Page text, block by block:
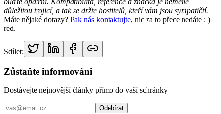
důležitou trojicí, a tak se držte hostitelů, kteří vám jsou sympatičtí.
Máte nějaké dotazy? Pak nás kontaktujte, nic za to přece nedáte : )
red.
Sdílet:
Zůstaňte informováni
Dostávejte nejnovější články přímo do vaší schránky
Odebírat